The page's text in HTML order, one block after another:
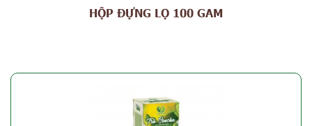
HỘP ĐỰNG LỌ 100 GAM